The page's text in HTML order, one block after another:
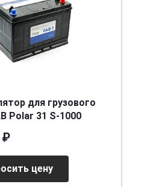
для грузового
Polar 31 S-1000
₽
цену